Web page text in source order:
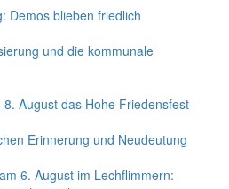
Demos blieben friedlich
und die kommunale
August das Hohe Friedensfest
Erinnerung und Neudeutung
6. August im Lech­flim­mern: